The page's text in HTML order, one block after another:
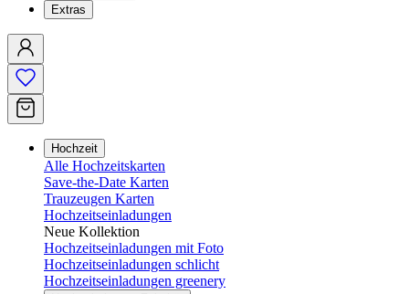
Extras
Hochzeit
Alle Hochzeitskarten
Save-the-Date Karten
Trauzeugen Karten
Hochzeitseinladungen
Neue Kollektion
Hochzeitseinladungen mit Foto
Hochzeitseinladungen schlicht
Hochzeitseinladungen greenery